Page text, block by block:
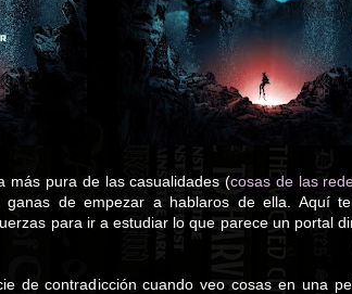
más pura de las casualidades (cosas de las
de empezar a hablaros de ella. Aquí
para ir a estudiar lo que parece un portal
de contradicción cuando veo cosas en una